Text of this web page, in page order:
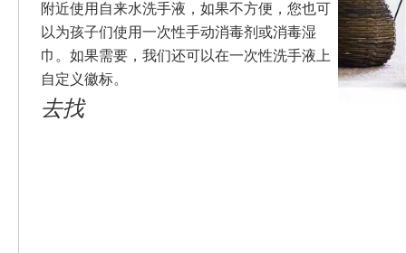
附近使用自来水洗手液，如果不方便，您也可
以为孩子们使用一次性手动消毒剂或消毒湿
巾。如果需要，我们还可以在一次性洗手液上
自定义徽标。
去找